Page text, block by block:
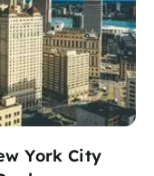
York City